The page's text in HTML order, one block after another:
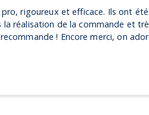
et efficace. Ils ont été très
de la commande et très à
! Encore merci, on adore nos